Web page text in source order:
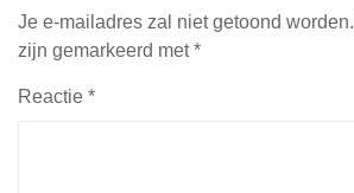
Je e-mailadres zal niet getoond worden.
zijn gemarkeerd met*
Reactie *